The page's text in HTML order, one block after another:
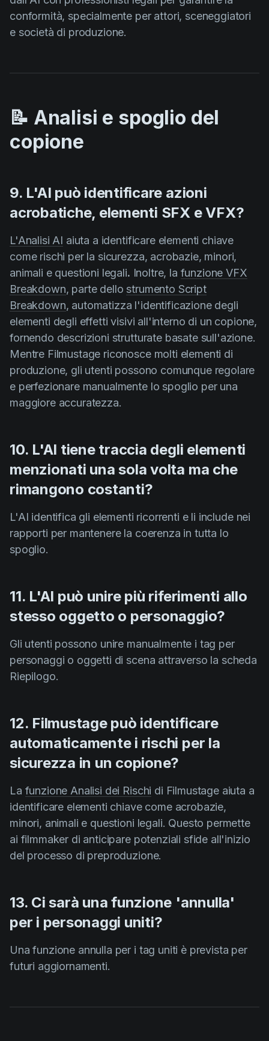
conformità, specialmente per attori, sceneggiatori
e società di produzione.
📝 Analisi e spoglio del
copione
9. L'AI può identificare azioni
acrobatiche, elementi SFX e VFX?
L'Analisi AI aiuta a identificare elementi chiave
come rischi per la sicurezza, acrobazie, minori,
animali e questioni legali. Inoltre, la funzione VFX
Breakdown, parte dello strumento Script
Breakdown, automatizza l'identificazione degli
elementi degli effetti visivi all'interno di un copione,
fornendo descrizioni strutturate basate sull'azione.
Mentre Filmustage riconosce molti elementi di
produzione, gli utenti possono comunque regolare
e perfezionare manualmente lo spoglio per una
maggiore accuratezza.
10. L'AI tiene traccia degli elementi
menzionati una sola volta ma che
rimangono costanti?
L'AI identifica gli elementi ricorrenti e li include nei
rapporti per mantenere la coerenza in tutta lo
spoglio.
11. L'AI può unire più riferimenti allo
stesso oggetto o personaggio?
Gli utenti possono unire manualmente i tag per
personaggi o oggetti di scena attraverso la scheda
Riepilogo.
12. Filmustage può identificare
automaticamente i rischi per la
sicurezza in un copione?
La funzione Analisi dei Rischi di Filmustage aiuta a
identificare elementi chiave come acrobazie,
minori, animali e questioni legali. Questo permette
ai filmmaker di anticipare potenziali sfide all'inizio
del processo di preproduzione.
13. Ci sarà una funzione 'annulla'
per i personaggi uniti?
Una funzione annulla per i tag uniti è prevista per
futuri aggiornamenti.